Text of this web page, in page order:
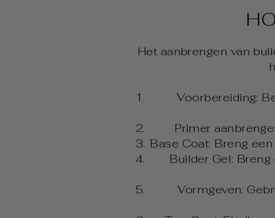
Het aanbrengen van
Voorbereiding:
Primer
Base Coat: Breng
Builder Gel:
Vormgeven: